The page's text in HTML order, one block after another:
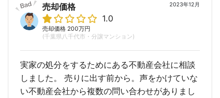
2023年12月
売却価格
1.0
売却価格 200万円
(千葉県八千代市・分譲マンション)
実家の処分をするためにある不動産会社に相談
しました。 売りに出す前から。声をかけていな
い不動産会社から複数の問い合わせがありまし